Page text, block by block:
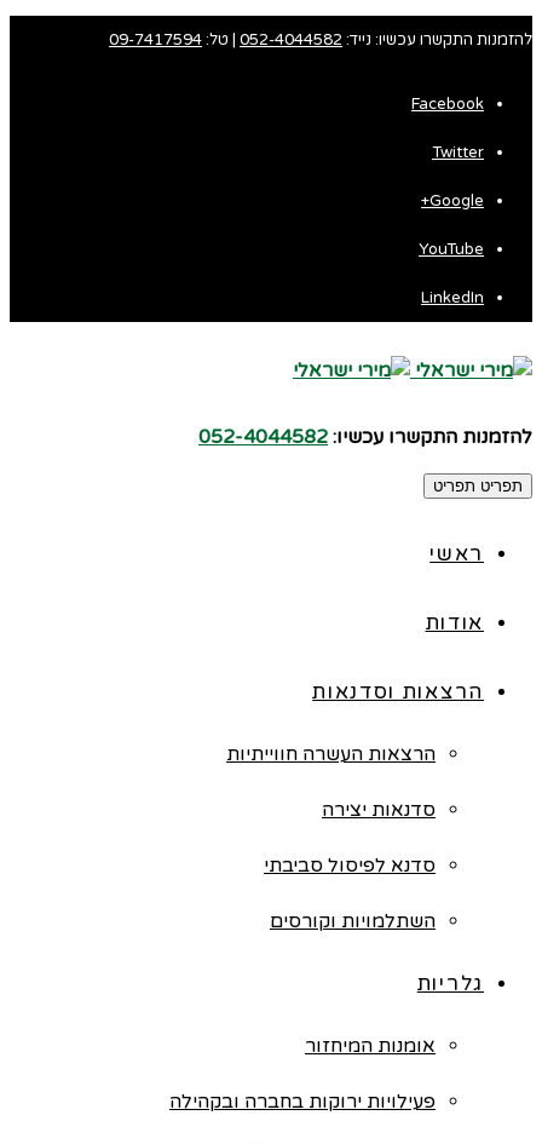
להזמנות התקשרו עכשיו: נייד: 052-4044582 | טל:09-7417594
Facebook
Twitter
Google+
YouTube
LinkedIn
להזמנות התקשרו עכשיו: 052-4044582
תפריט תפריט
ראשי
אודות
הרצאות וסדנאות
הרצאות העשרה חווייתיות
סדנאות יצירה
סדנא לפיסול סביבתי
השתלמויות וקורסים
גלריות
אומנות המיחזור
פעילויות ירוקות בחברה ובקהילה